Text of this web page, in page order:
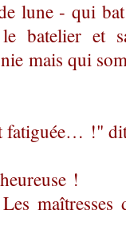
lune - qui
le batelier et
mais qui
fatiguée… !"
!
Les maîtresses